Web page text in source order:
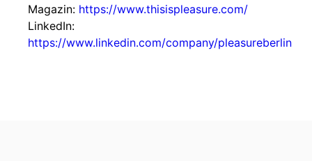
Magazin: https://www.thisispleasure.com/
LinkedIn:
https://www.linkedin.com/company/pleasureberlin